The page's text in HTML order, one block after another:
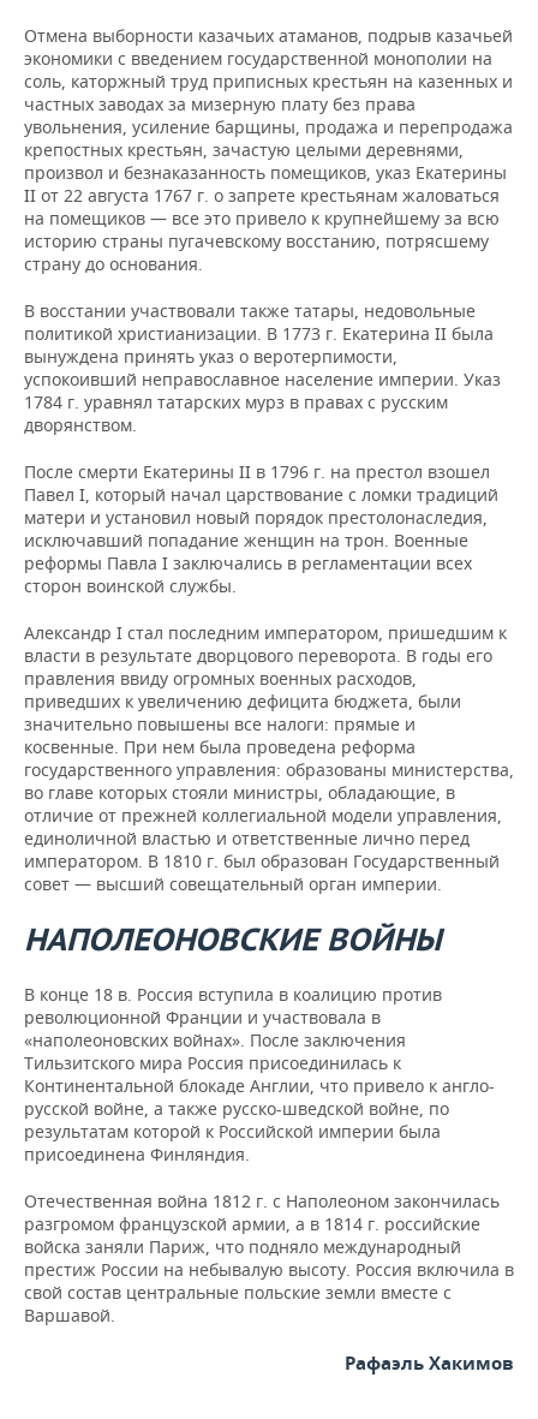
Отмена выборности казачьих атаманов, подрыв казачьей
экономики с введением государственной монополии на
соль, каторжный труд приписных крестьян на казенных и
частных заводах за мизерную плату без права
увольнения, усиление барщины, продажа и перепродажа
крепостных крестьян, зачастую целыми деревнями,
произвол и безнаказанность помещиков, указ Екатерины
II от 22 августа 1767 г. о запрете крестьянам жаловаться
на помещиков — все это привело к крупнейшему за всю
историю страны пугачевскому восстанию, потрясшему
страну до основания.
В восстании участвовали также татары, недовольные
политикой христианизации. В 1773 г. Екатерина II была
вынуждена принять указ о веротерпимости,
успокоивший неправославное население империи. Указ
1784 г. уравнял татарских мурз в правах с русским
дворянством.
После смерти Екатерины II в 1796 г. на престол взошел
Павел I, который начал царствование с ломки традиций
матери и установил новый порядок престолонаследия,
исключавший попадание женщин на трон. Военные
реформы Павла I заключались в регламентации всех
сторон воинской службы.
Александр I стал последним императором, пришедшим к
власти в результате дворцового переворота. В годы его
правления ввиду огромных военных расходов,
приведших к увеличению дефицита бюджета, были
значительно повышены все налоги: прямые и
косвенные. При нем была проведена реформа
государственного управления: образованы министерства,
во главе которых стояли министры, обладающие, в
отличие от прежней коллегиальной модели управления,
единоличной властью и ответственные лично перед
императором. В 1810 г. был образован Государственный
совет — высший совещательный орган империи.
НАПОЛЕОНОВСКИЕ ВОЙНЫ
В конце 18 в. Россия вступила в коалицию против
революционной Франции и участвовала в
«наполеоновских войнах». После заключения
Тильзитского мира Россия присоединилась к
Континентальной блокаде Англии, что привело к англо-
русской войне, а также русско-шведской войне, по
результатам которой к Российской империи была
присоединена Финляндия.
Отечественная война 1812 г. с Наполеоном закончилась
разгромом французской армии, а в 1814 г. российские
войска заняли Париж, что подняло международный
престиж России на небывалую высоту. Россия включила в
свой состав центральные польские земли вместе с
Варшавой.
Рафаэль Хакимов